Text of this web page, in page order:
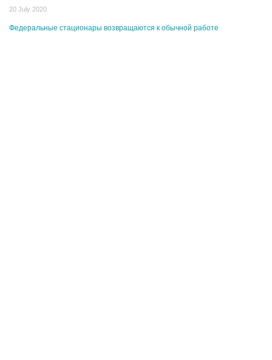
20 July 2020
Федеральные стационары возвращаются к обычной работе